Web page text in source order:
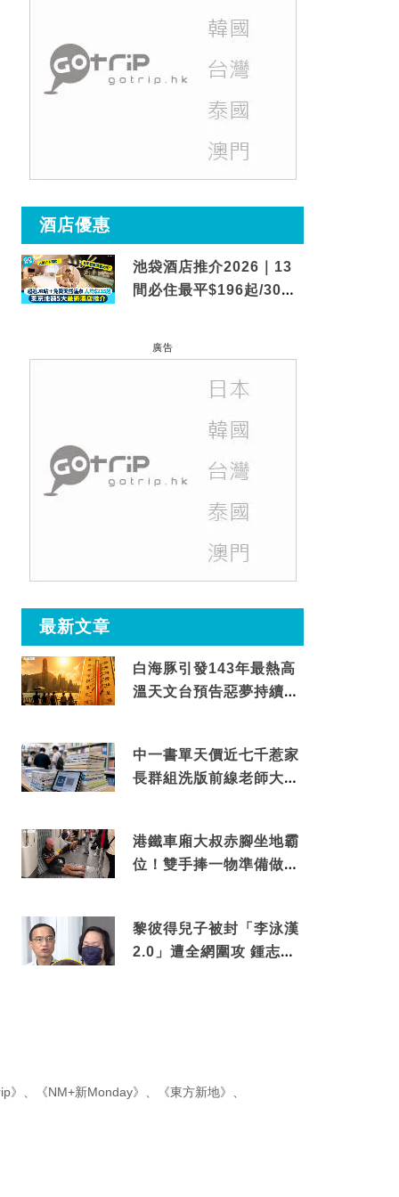
酒店優惠
池袋酒店推介2026｜13
間必住最平$196起/30秒
廣告
最新文章
白海豚引發143年最熱高
溫天文台預告惡夢持續至
中一書單天價近七千惹家
長群組洗版前線老師大爆
港鐵車廂大叔赤腳坐地霸
位！雙手捧一物準備做出
黎彼得兒子被封「李泳漢
2.0」遭全網圍攻 鍾志光
》 、 《NM+新Monday》 、 《東方新地》 、